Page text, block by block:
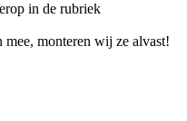
in de rubriek
mee, monteren wij ze alvast!